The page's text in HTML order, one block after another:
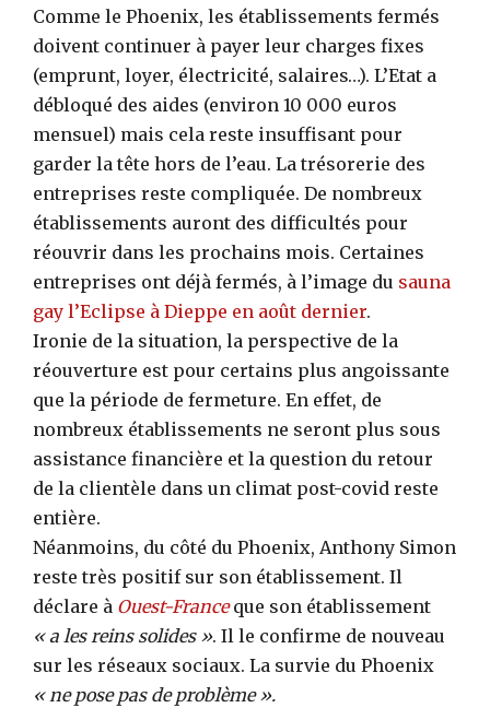
Comme le Phoenix, les établissements fermés
doivent continuer à payer leur charges fixes
(emprunt, loyer, électricité, salaires…). L’Etat a
débloqué des aides (environ 10 000 euros
mensuel) mais cela reste insuffisant pour
garder la tête hors de l’eau. La trésorerie des
entreprises reste compliquée. De nombreux
établissements auront des difficultés pour
réouvrir dans les prochains mois. Certaines
entreprises ont déjà fermés, à l’image du sauna
gay l’Eclipse à Dieppe en août dernier.
Ironie de la situation, la perspective de la
réouverture est pour certains plus angoissante
que la période de fermeture. En effet, de
nombreux établissements ne seront plus sous
assistance financière et la question du retour
de la clientèle dans un climat post-covid reste
entière.
Néanmoins, du côté du Phoenix, Anthony Simon
reste très positif sur son établissement. Il
déclare à Ouest-Franceque son établissement
« a les reins solides ». Il le confirme de nouveau
sur les réseaux sociaux. La survie du Phoenix
« ne pose pas de problème ».